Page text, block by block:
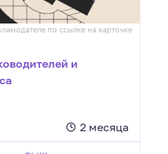
по ссылке на карточке
и
2 месяца